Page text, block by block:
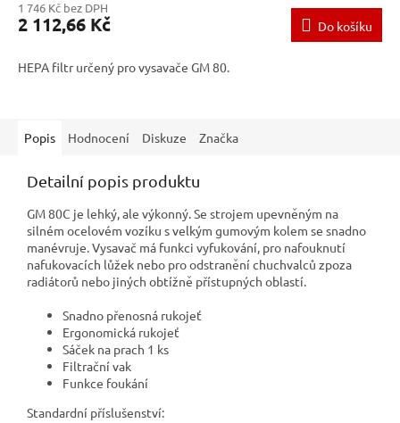
1 746 Kč bez DPH
2 112,66 Kč Do košíku
HEPA filtr určený pro vysavače GM 80.
Popis Hodnocení Diskuze Značka
Detailní popis produktu
GM 80C je lehký, ale výkonný. Se strojem upevněným na
silném ocelovém vozíku s velkým gumovým kolem se snadno
manévruje. Vysavač má funkci vyfukování, pro nafouknutí
nafukovacích lůžek nebo pro odstranění chuchvalců zpoza
radiátorů nebo jiných obtížně přístupných oblastí.
Snadno přenosná rukojeť
Ergonomická rukojeť
Sáček na prach 1 ks
Filtrační vak
Funkce foukání
Standardní příslušenství: